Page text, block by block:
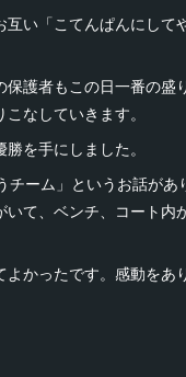
い「こてんぱんにし
護者もこの日一番の
なしていきます。
を手にしました。
ーム」というお話が
て、ベンチ、コート
かったです。感動をあ